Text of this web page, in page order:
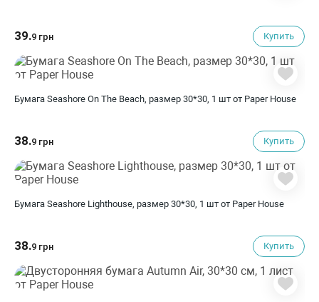
39.9 грн Купить
Бумага Seashore On The Beach, размер 30*30, 1 шт от Paper House
38.9 грн Купить
Бумага Seashore Lighthouse, размер 30*30, 1 шт от Paper House
38.9 грн Купить